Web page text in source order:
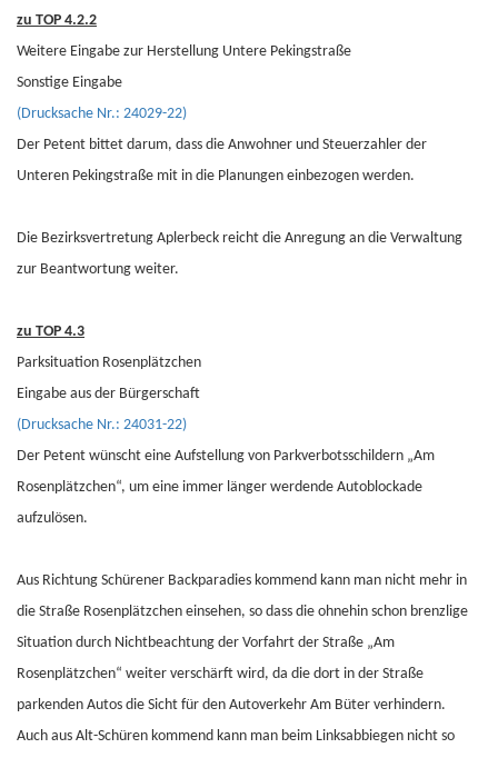
zu TOP 4.2.2
Weitere Eingabe zur Herstellung Untere Pekingstraße
Sonstige Eingabe
(Drucksache Nr.: 24029-22)
Der Petent bittet darum, dass die Anwohner und Steuerzahler der
Unteren Pekingstraße mit in die Planungen einbezogen werden.
Die Bezirksvertretung Aplerbeck reicht die Anregung an die Verwaltung
zur Beantwortung weiter.
zu TOP 4.3
Parksituation Rosenplätzchen
Eingabe aus der Bürgerschaft
(Drucksache Nr.: 24031-22)
Der Petent wünscht eine Aufstellung von Parkverbotsschildern „Am
Rosenplätzchen“, um eine immer länger werdende Autoblockade
aufzulösen.
Aus Richtung Schürener Backparadies kommend kann man nicht mehr in
die Straße Rosenplätzchen einsehen, so dass die ohnehin schon brenzlige
Situation durch Nichtbeachtung der Vorfahrt der Straße „Am
Rosenplätzchen“ weiter verschärft wird, da die dort in der Straße
parkenden Autos die Sicht für den Autoverkehr Am Büter verhindern.
Auch aus Alt-Schüren kommend kann man beim Linksabbiegen nicht so